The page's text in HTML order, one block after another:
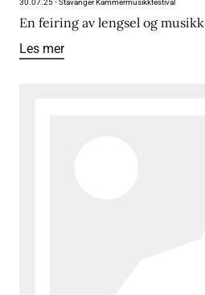
30.07.25-Stavanger Kammermusikkfestival
En feiring av lengsel og musikk
Les mer